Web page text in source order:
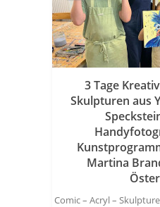
3 Tage
Skulpturen aus
Martina
Comic – Acryl –